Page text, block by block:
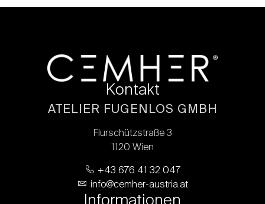
Kontakt
ATELIER FUGENLOS GMBH
Flurschützstraße 3
1120 Wien
+43 676 41 32 047
info@cemher-austria.at
Informationen